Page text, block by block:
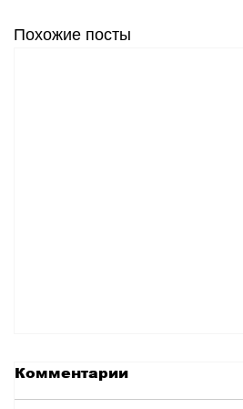
Похожие посты
Комментарии